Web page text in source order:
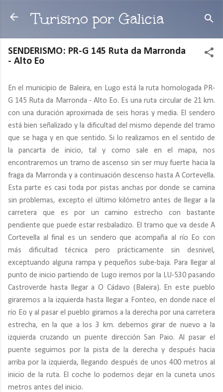
Ir al contenido principal
Turismo por Galicia
SENDERISMO: PR-G 145 Ruta da Marronda
- Alto Eo
En el municipio de Baleira, en Lugo está la ruta homologada PR-
G 145 Ruta da Marronda - Alto Eo. Es una ruta circular de 21 km.
con una duración aproximada de seis horas y media. El sendero
está bien señalizado y la dificultad del mismo depende del tramo
que se haga y en que sentido. Si lo realizamos en el sentido de
la pancarta de inicio, tal y como sale en el mapa, nos
encontraremos un tramo de ascenso sin ser muy fuerte hacia la
fraga da Marronda y a continuación descenso hasta A Cortevella.
Esta parte es casi toda por pistas anchas por donde se camina
sin problemas, excepto el último kilómetro antes de llegar a la
carretera que es por un camino estrecho con bastante
pendiente que puede estar resbaladizo. El tramo que va desde A
Cortevella al final es un sendero que acompaña al río Eo con
más dificultad técnica pero prácticamente sin desnivel,
exceptuando alguna rampa y pequeños sube-baja. Para llegar al
punto de inicio partiendo de Lugo iremos por la LU-530 pasando
Castroverde hasta llegar a O Cádavo (Baleira). En este pueblo
giraremos a la izquierda hasta llegar a Fonteo, en donde nace el
río Eo y al pasar el pueblo giramos a la derecha por una carretera
estrecha, en la que a los 3 km. debemos girar de nuevo a la
izquierda cruzando un puente dirección San Paio. Al pasar el
puente seguimos por la pista de la derecha y después hacia
arriba por la izquierda, llegando después de unos 400 metros al
inicio de la ruta. El coche lo podemos dejar en la cuneta unos
metros antes del inicio.